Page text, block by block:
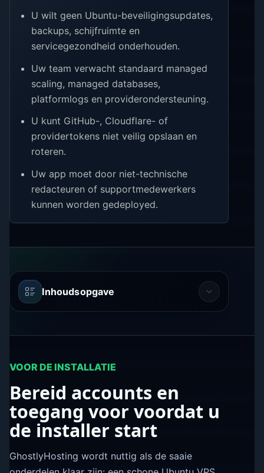
U wilt geen Ubuntu-beveiligingsupdates,
backups, schijfruimte en
servicegezondheid onderhouden.
Uw team verwacht standaard managed
scaling, managed databases,
platformlogs en providerondersteuning.
U kunt GitHub-, Cloudflare- of
providertokens niet veilig opslaan en
roteren.
Uw app moet door niet-technische
redacteuren of supportmedewerkers
kunnen worden gedeployed.
Inhoudsopgave
VOOR DE INSTALLATIE
Bereid accounts en
toegang voor voordat u
de installer start
GhostlyHosting wordt nuttig als de saaie